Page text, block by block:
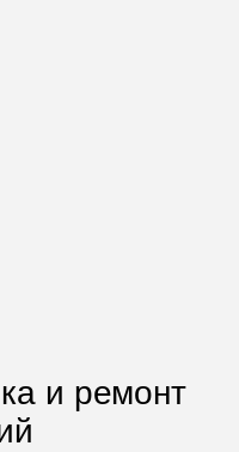
и ремонт